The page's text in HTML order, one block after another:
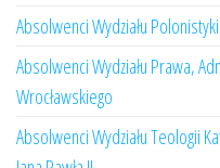
Absolwenci Wydziału
Absolwenci Wydziału Prawa,
Wrocławskiego
Absolwenci Wydziału Teologii